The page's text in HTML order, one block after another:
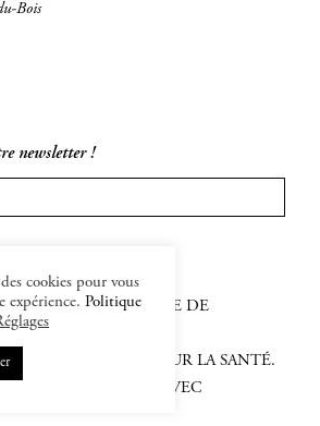
Bois
newsletter !
–CGV–POLITIQUE DE
ET COOKIES
EST DANGEREUX POUR LA SANTÉ.
ET CONSOMMER AVEC
cookies pour vous
expérience. Politique